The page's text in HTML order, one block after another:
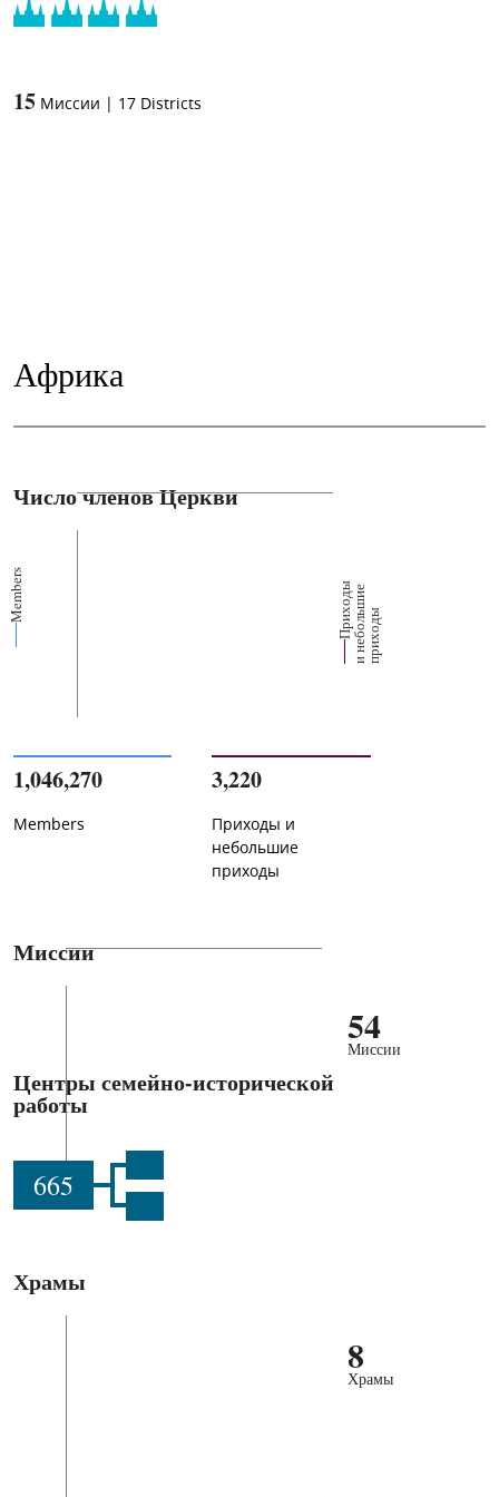
15 Миссии | 17 Districts
Африка
Число членов Церкви
Members П
р
их
о
д
ы
и
н
е
б
о
ль
ш
ие
п
р
и
х
о
ды
1,046,270
Members
3,220
Приходы и
небольшие
приходы
Миссии
54
Миссии
Центры семейно-исторической
работы
665
Храмы
8
Храмы